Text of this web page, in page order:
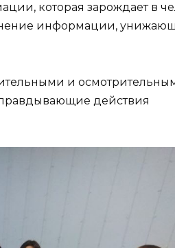
которая зарождает в
информации,
и
действия